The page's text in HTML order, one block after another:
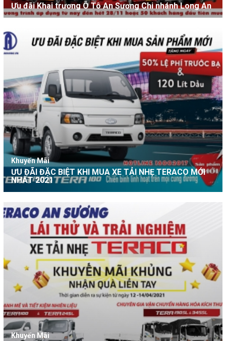
Ưu đãi Khai trương Ô Tô An Sương Chi nhánh Long An
Khuyến Mãi
ƯU ĐÃI ĐẶC BIỆT KHI MUA XE TẢI NHẸ TERACO MỚI
NHẤT 2021
Khuyến Mãi